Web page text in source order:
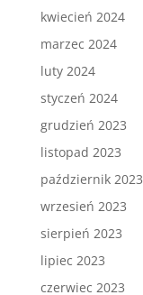
kwiecień 2024
marzec 2024
luty 2024
styczeń 2024
grudzień 2023
listopad 2023
październik 2023
wrzesień 2023
sierpień 2023
lipiec 2023
czerwiec 2023